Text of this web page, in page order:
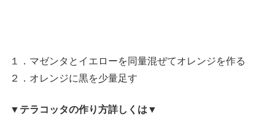
１．マゼンタとイエローを同量混ぜてオレンジを作る
２．オレンジに黒を少量足す
▼テラコッタの作り方詳しくは▼